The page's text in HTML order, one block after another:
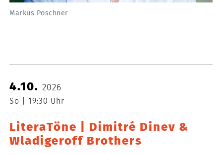
Markus Poschner
4.10.2026
So 19:30 Uhr
LiteraTöne | Dimitré Dinev &
Wladigeroff Brothers